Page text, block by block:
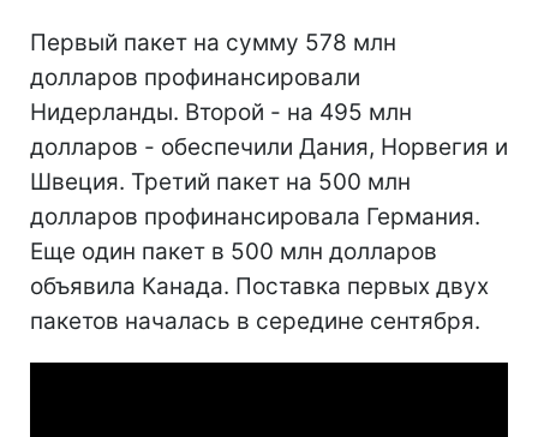
Первый пакет на сумму 578 млн
долларов профинансировали
Нидерланды. Второй - на 495 млн
долларов - обеспечили Дания, Норвегия и
Швеция. Третий пакет на 500 млн
долларов профинансировала Германия.
Еще один пакет в 500 млн долларов
объявила Канада. Поставка первых двух
пакетов началась в середине сентября.